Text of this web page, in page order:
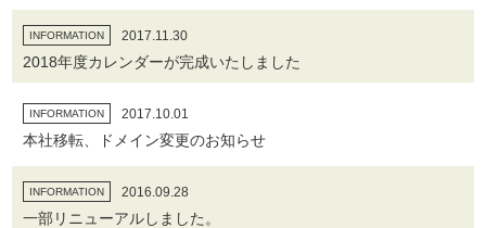
INFORMATION 2017.11.30
2018年度カレンダーが完成いたしました
INFORMATION 2017.10.01
本社移転、ドメイン変更のお知らせ
INFORMATION 2016.09.28
一部リニューアルしました。